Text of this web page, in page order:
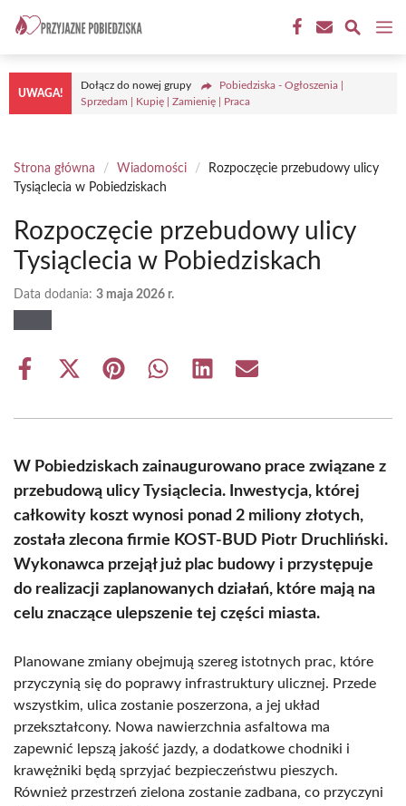
treści
UWAGA!
Dołącz do nowej grupy
Pobiedziska - Ogłoszenia |
Sprzedam | Kupię | Zamienię | Praca
Strona główna / Wiadomości /
Rozpoczęcie przebudowy ulicy
Tysiąclecia w Pobiedziskach
Rozpoczęcie przebudowy ulicy
Tysiąclecia w Pobiedziskach
Data dodania: 3 maja 2026 r.
Share
Share
(Twitter)
Share Share Share Share
W Pobiedziskach zainaugurowano prace związane z
przebudową ulicy Tysiąclecia. Inwestycja, której
całkowity koszt wynosi ponad 2 miliony złotych,
została zlecona firmie KOST-BUD Piotr Druchliński.
Wykonawca przejął już plac budowy i przystępuje
do realizacji zaplanowanych działań, które mają na
celu znaczące ulepszenie tej części miasta.
Planowane zmiany obejmują szereg istotnych prac, które
przyczynią się do poprawy infrastruktury ulicznej. Przede
wszystkim, ulica zostanie poszerzona, a jej układ
przekształcony. Nowa nawierzchnia asfaltowa ma
zapewnić lepszą jakość jazdy, a dodatkowe chodniki i
krawężniki będą sprzyjać bezpieczeństwu pieszych.
Również przestrzeń zielona zostanie zadbana, co przyczyni